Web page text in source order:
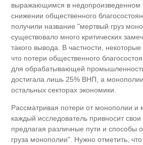
выражающимся в недопроизведенном
снижении общественного
получили название "мертвый груз
существовало много критических
такого вывода. В частности, некоторые
что потери общественного
для обрабатывающей
достигала лишь 25% ВНП, а
остальных секторах экономики.
Рассматривая потери от монополии и
каждый исследователь привносит
предлагая различные пути и способы
груза монополии". Нужно отметить, что